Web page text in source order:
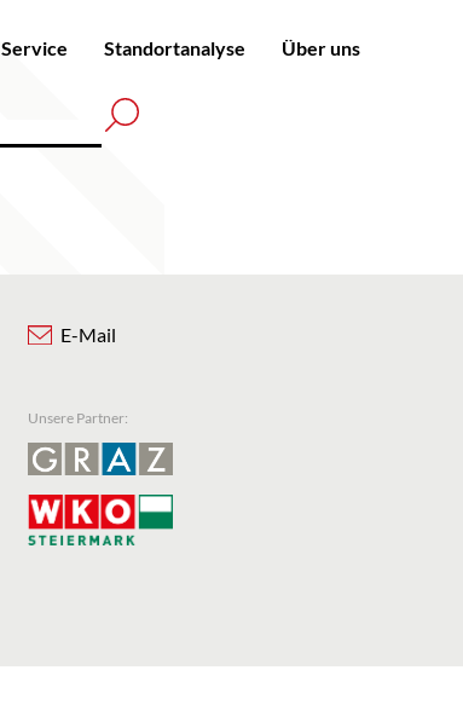
Service Standortanalyse Über uns
E-Mail
Unsere Partner: